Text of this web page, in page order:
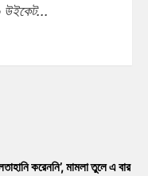
উইকেট...
করেননি’, মামলা তুলে এ বার